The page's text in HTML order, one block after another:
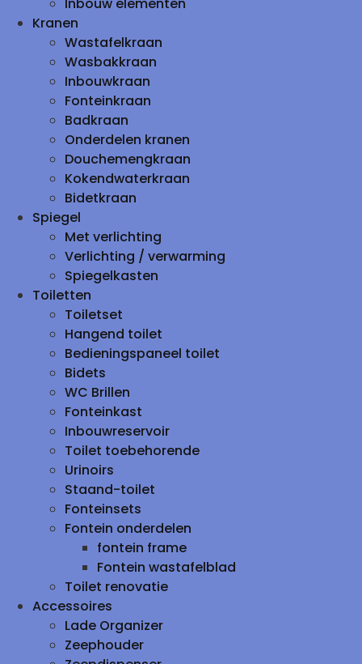
Kranen
Wastafelkraan
Wasbakkraan
Inbouwkraan
Fonteinkraan
Badkraan
Onderdelen kranen
Douchemengkraan
Kokendwaterkraan
Bidetkraan
Spiegel
Met verlichting
Verlichting / verwarming
Spiegelkasten
Toiletten
Toiletset
Hangend toilet
Bedieningspaneel toilet
Bidets
WC Brillen
Fonteinkast
Inbouwreservoir
Toilet toebehorende
Urinoirs
Staand-toilet
Fonteinsets
Fontein onderdelen
fontein frame
Fontein wastafelblad
Toilet renovatie
Accessoires
Lade Organizer
Zeephouder